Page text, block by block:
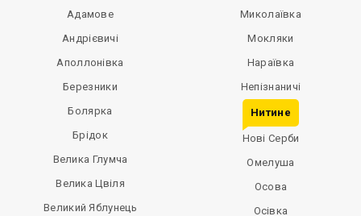
Адамове
Андрієвичі
Аполлонівка
Березники
Болярка
Брідок
Велика Глумча
Велика Цвіля
Великий Яблунець
Миколаївка
Мокляки
Нараївка
Непізнаничі
Нитине
Нові Серби
Омелуша
Осова
Осівка